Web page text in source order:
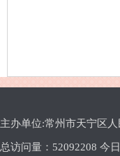
主办单位:常州市天宁区
总访问量： 52092208 今